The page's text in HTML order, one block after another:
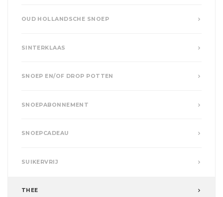
OUD HOLLANDSCHE SNOEP
SINTERKLAAS
SNOEP EN/OF DROP POTTEN
SNOEPABONNEMENT
SNOEPCADEAU
SUIKERVRIJ
THEE